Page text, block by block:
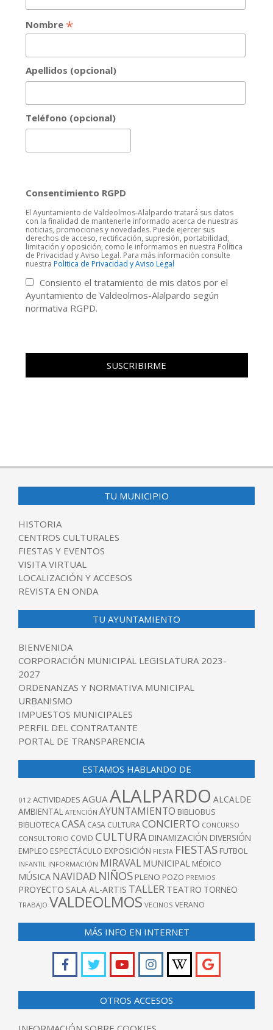
Nombre *
Apellidos (opcional)
Teléfono (opcional)
Consentimiento RGPD
El Ayuntamiento de Valdeolmos-Alalpardo tratará sus datos
con la finalidad de mantenerle informado acerca de nuestras
noticias, promociones y novedades. Puede ejercer sus
derechos de acceso, rectificación, supresión, portabilidad,
limitación y oposición, como le informamos en nuestra Política
de Privacidad y Aviso Legal. Para más información consulte
nuestra Politica de Privacidad y Aviso Legal
Consiento el tratamiento de mis datos por el
Ayuntamiento de Valdeolmos-Alalpardo según
normativa RGPD.
TU MUNICIPIO
HISTORIA
CENTROS CULTURALES
FIESTAS Y EVENTOS
VISITA VIRTUAL
LOCALIZACIÓN Y ACCESOS
REVISTA EN ONDA
TU AYUNTAMIENTO
BIENVENIDA
CORPORACIÓN MUNICIPAL LEGISLATURA 2023-
2027
ORDENANZAS Y NORMATIVA MUNICIPAL
URBANISMO
IMPUESTOS MUNICIPALES
PERFIL DEL CONTRATANTE
PORTAL DE TRANSPARENCIA
ESTAMOS HABLANDO DE
012 ACTIVIDADES AGUA ALALPARDO ALCALDE
AMBIENTAL ATENCIÓN AYUNTAMIENTO BIBLIOBUS
BIBLIOTECACASA CASA CULTURACONCIERTO CONCURSO
CONSULTORIO COVID CULTURA DINAMIZACIÓN DIVERSIÓN
EMPLEO ESPECTÁCULO EXPOSICIÓN FIESTA FIESTAS FUTBOL
INFANTIL INFORMACIÓN MIRAVAL MUNICIPAL MÉDICO
MÚSICA NAVIDAD NIÑOS PLENO POZO PREMIOS
PROYECTO SALA AL-ARTIS TALLER TEATRO TORNEO
TRABAJO VALDEOLMOS VECINOS VERANO
MÁS INFO EN INTERNET
OTROS ACCESOS